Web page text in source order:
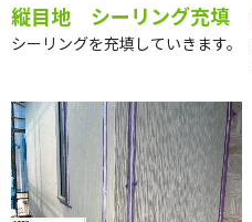
縦目地 シーリング充填
シーリングを充填していきます。